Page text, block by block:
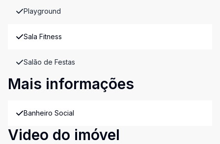
Playground
Sala Fitness
Salão de Festas
Mais informações
Banheiro Social
Video do imóvel